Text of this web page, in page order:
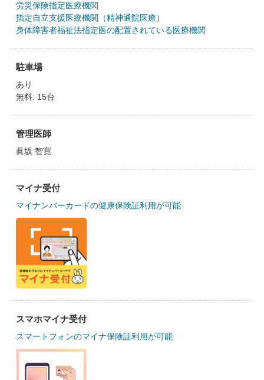
労災保険指定医療機関
指定自立支援医療機関（精神通院医療）
身体障害者福祉法指定医の配置されている医療機関
駐車場
あり
無料: 15台
管理医師
眞坂 智寛
マイナ受付
マイナンバーカードの健康保険証利用が可能
スマホマイナ受付
スマートフォンのマイナ保険証利用が可能